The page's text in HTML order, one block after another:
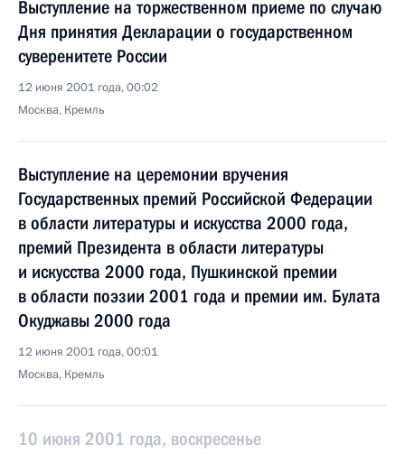
Выступление на торжественном приеме по случаю
Дня принятия Декларации о государственном
суверенитете России
12 июня 2001 года, 00:02
Москва, Кремль
Выступление на церемонии вручения
Государственных премий Российской Федерации
в области литературы и искусства 2000 года,
премий Президента в области литературы
и искусства 2000 года, Пушкинской премии
в области поэзии 2001 года и премии им. Булата
Окуджавы 2000 года
12 июня 2001 года, 00:01
Москва, Кремль
10 июня 2001 года, воскресенье